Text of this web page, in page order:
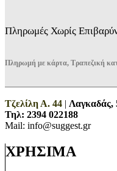
Πληρωμές Χωρίς
Πληρωμή με κάρτα, Τραπεζική
Τζελίλη Α. 44 | Λαγκαδάς,
Τηλ: 2394 022188
Mail: info@suggest.gr
ΧΡΗΣΙΜΑ